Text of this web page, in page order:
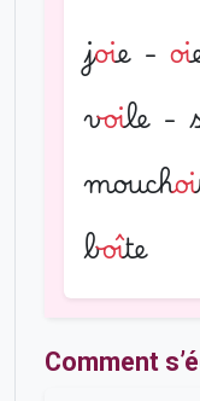
joie - oi
voile -
mouchoi
boîte
Comment